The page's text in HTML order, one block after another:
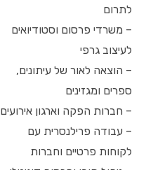
לתרום
– משרדי פרסום וסטודיואים
לעיצוב גרפי
– הוצאה לאור של עיתונים,
ספרים ומגזינים
– חברות הפקה וארגון אירועים
– עבודה פרילנסרית עם
לקוחות פרטיים וחברות